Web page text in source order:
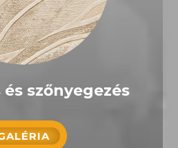
szőnyegezés